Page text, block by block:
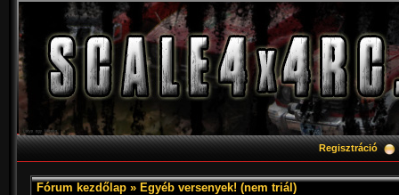
Regisztráció
Fórum kezdőlap » Egyéb versenyek! (nem triál)